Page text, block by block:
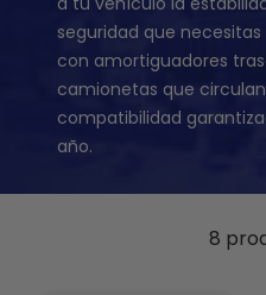
seguridad que
con amortiguadores
camionetas que
compatibilidad
año.
8